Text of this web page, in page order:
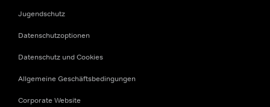
Jugendschutz
Datenschutzoptionen
Datenschutz und Cookies
Allgemeine Geschäftsbedingungen
Corporate Website